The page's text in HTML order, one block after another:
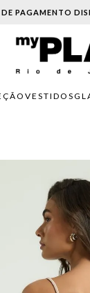
PAGAMENTO
VESTIDOS